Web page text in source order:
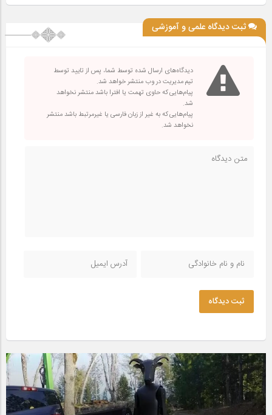
ثبت دیدگاه علمی و آموزشی
دیدگاه‌های ارسال شده توسط شما، پس از تایید توسط
تیم مدیریت در وب منتشر خواهد شد.
پیام‌هایی که حاوی تهمت یا افترا باشد منتشر نخواهد
شد.
پیام‌هایی که به غیر از زبان فارسی یا غیرمرتبط باشد منتشر
نخواهد شد.
ثبت دیدگاه